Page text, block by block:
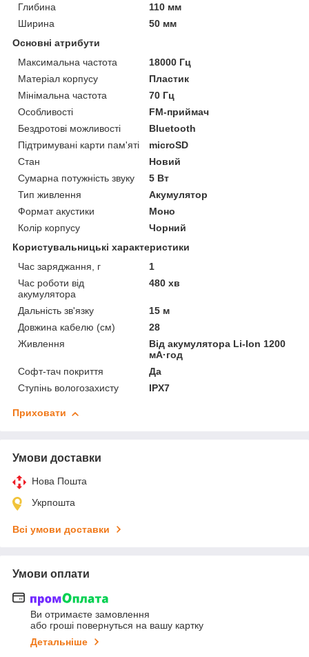
Глибина
110 мм
Ширина
50 мм
Основні атрибути
Максимальна частота
18000 Гц
Матеріал корпусу
Пластик
Мінімальна частота
70 Гц
Особливості
FM-приймач
Бездротові можливості
Bluetooth
Підтримувані карти пам'яті
microSD
Стан
Новий
Сумарна потужність звуку
5 Вт
Тип живлення
Акумулятор
Формат акустики
Моно
Колір корпусу
Чорний
Користувальницькі характеристики
Час заряджання, г
1
Час роботи від
акумулятора
480 хв
Дальність зв'язку
15 м
Довжина кабелю (см)
28
Живлення
Від акумулятора Li-Ion 1200
мА·год
Софт-тач покриття
Да
Ступінь вологозахисту
IPX7
Приховати
Умови доставки
Нова Пошта
Укрпошта
Всі умови доставки
Умови оплати
Ви отримаєте замовлення
або гроші повернуться на вашу картку
Детальніше